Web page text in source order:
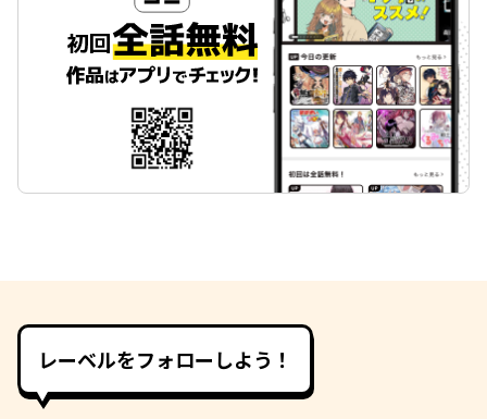
レーベルをフォローしよう！